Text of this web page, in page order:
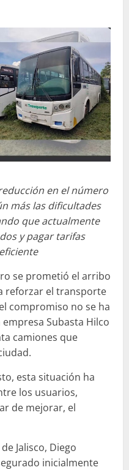
en el número
más las dificultades
que actualmente
y pagar tarifas
se prometió el arribo
reforzar el transporte
compromiso no se ha
Subasta Hilco
camiones que
esta situación ha
los usuarios,
de mejorar, el
Jalisco, Diego
inicialmente